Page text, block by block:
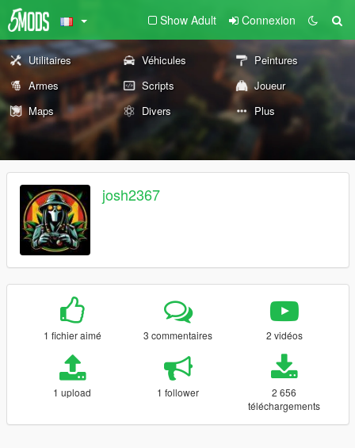
Show Adult Connexion
Utilitaires Véhicules
Peintures
Armes
Scripts
Joueur
Maps
Divers Plus
josh2367
1 fichier aimé 3 commentaires 2 vidéos
1 upload 1 follower
2 656
téléchargements